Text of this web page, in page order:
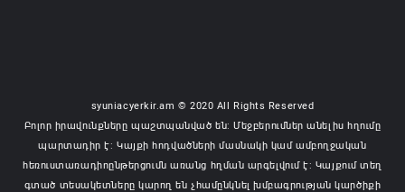
syuniacyerkir.am © 2020 All Rights Reserved
Բոլոր իրավունքները պաշտպանված են: Մեջբերումներ անելիս հղումը
պարտադիր է: Կայքի հոդվածների մասնակի կամ ամբողջական
հեռուստառադիոընթերցումն առանց հղման արգելվում է: Կայքում տեղ
գտած տեսակետները կարող են չհամընկնել խմբագրության կարծիքի